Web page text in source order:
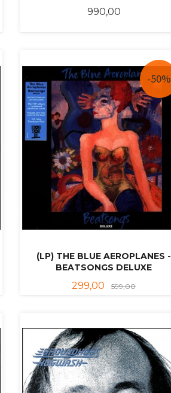
Pris
990,00
(LP) THE BLUE AEROPLANES -
BEATSONGS DELUXE
Tilbud
299,00 599,00Rabatt
-50%